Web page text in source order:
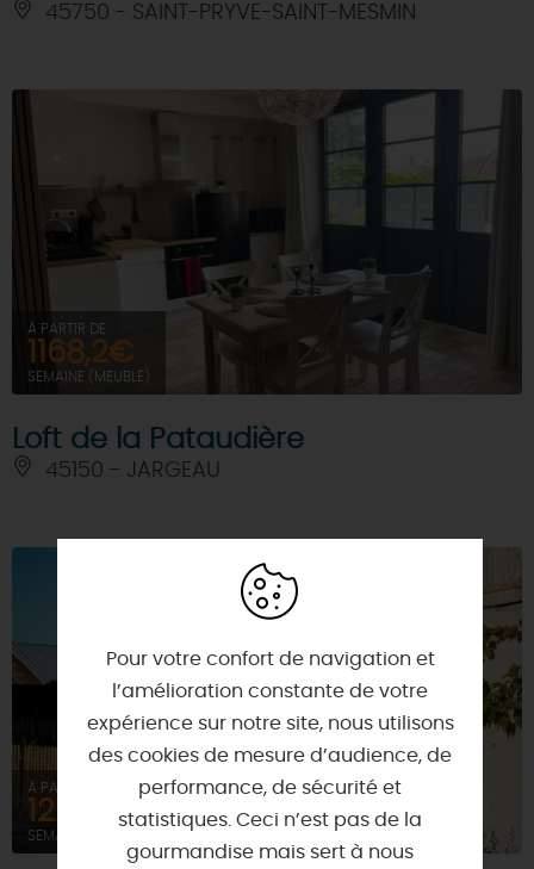
45750 - SAINT-PRYVE-SAINT-MESMIN
À PARTIR DE
1168,2€
SEMAINE (MEUBLÉ)
Loft de la Pataudière
45150 - JARGEAU
À PARTIR DE
1221,3€
SEMAINE (MEUBLÉ)
Pour votre confort de navigation et
l’amélioration constante de votre
expérience sur notre site, nous utilisons
des cookies de mesure d’audience, de
performance, de sécurité et
statistiques. Ceci n’est pas de la
gourmandise mais sert à nous